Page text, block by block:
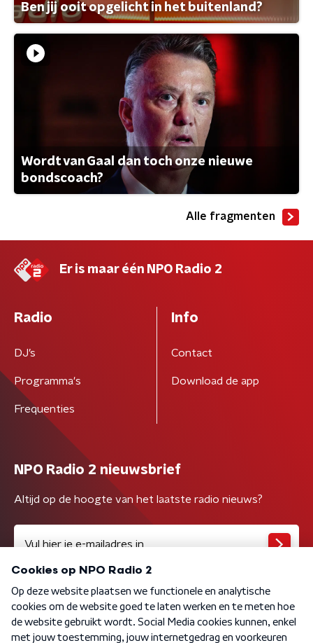
Ben jij ooit opgelicht in het buitenland?
Wordt van Gaal dan toch onze nieuwe
bondscoach?
Alle fragmenten
Er is maar één NPO Radio 2
Radio
DJ’s
Programma's
Frequenties
Info
Contact
Download de app
NPO Radio 2 nieuwsbrief
Altijd op de hoogte van het laatste radio nieuws?
Algemene voorwaarden